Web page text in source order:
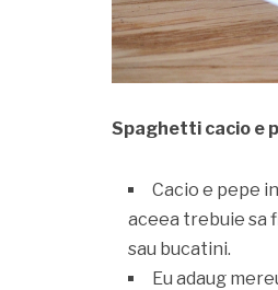
Spaghetti cacio e
Cacio e pepe
aceea trebuie sa
sau bucatini.
Eu adaug